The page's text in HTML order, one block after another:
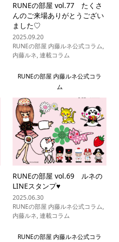
RUNEの部屋 vol.77 たくさ
んのご来場ありがとうござい
ました♡
2025.09.20
RUNEの部屋 内藤ルネ公式コラム,
内藤ルネ,連載コラム
RUNEの部屋 内藤ルネ公式コラ
ム
RUNEの部屋 vol.69 ルネの
LINEスタンプ♥
2025.06.30
RUNEの部屋 内藤ルネ公式コラム,
内藤ルネ,連載コラム
RUNEの部屋 内藤ルネ公式コラ